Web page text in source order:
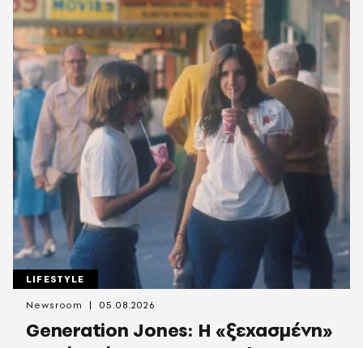
LIFESTYLE
Generation Jones: Η «ξεχασμένη»
Newsroom 05.08.2026